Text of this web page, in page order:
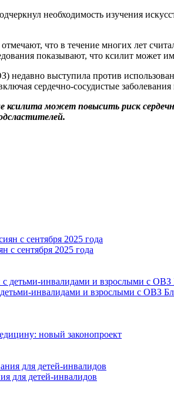
необходимость изучения
что в течение многих лет
показывают, что ксилит может
недавно выступила против
сердечно-сосудистые заболевания
ксилита может повысить риск
с сентября 2025 года
инвалидами и взрослыми с ОВЗ
новый законопроект
для детей-инвалидов